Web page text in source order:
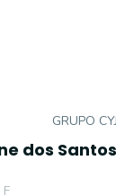
GRUPO CYJ
dos